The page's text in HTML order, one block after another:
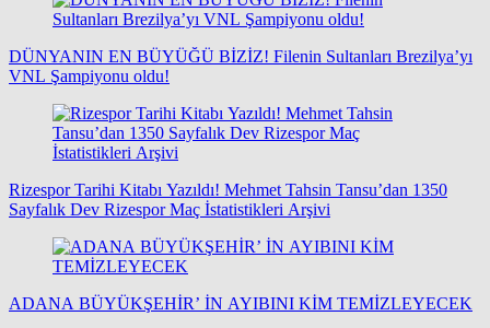
DÜNYANIN EN BÜYÜĞÜ BİZİZ! Filenin Sultanları Brezilya’yı
VNL Şampiyonu oldu!
Rizespor Tarihi Kitabı Yazıldı! Mehmet Tahsin Tansu’dan 1350
Sayfalık Dev Rizespor Maç İstatistikleri Arşivi
ADANA BÜYÜKŞEHİR’ İN AYIBINI KİM TEMİZLEYECEK